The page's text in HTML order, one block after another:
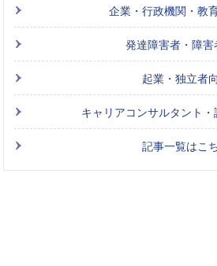
企業・行政機関・教
発達障害者・障害
起業・独立者
キャリアコンサルタント
記事一覧はこ